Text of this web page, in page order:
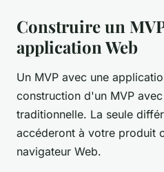
Construire un
application Web
Un MVP avec une
construction d'un MVP
traditionnelle. La seule
accéderont à votre produit
navigateur Web.